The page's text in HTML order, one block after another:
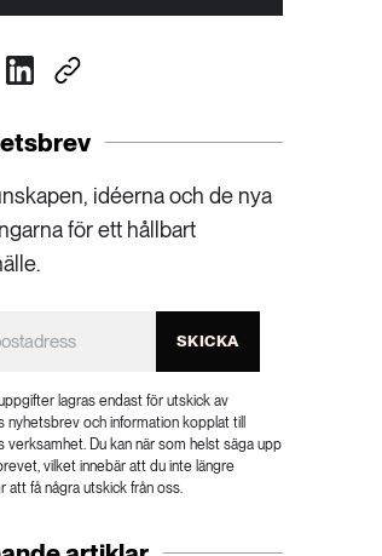
idéerna och de nya
för ett hållbart
SKICKA
lagras endast för utskick av
nyhetsbrev och information kopplat till
verksamhet. Du kan när som helst säga upp
vilket innebär att du inte längre
att få några utskick från oss.